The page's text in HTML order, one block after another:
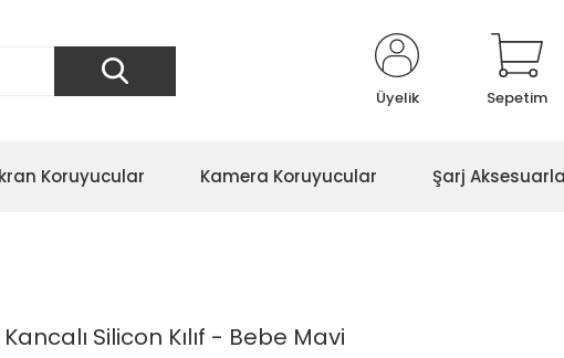
Üyelik Sepetim
Koruyucular Kamera Koruyucular Şarj
Silicon Kılıf - Bebe Mavi